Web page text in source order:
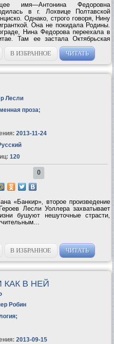
имя—Антонина Федоровна
в г. Лохвице Полтавской
Однако, строго говоря, Нину
Она не покидала Родины.
Нина Федорова переехала в
Там ее застала Октябрьская
живущие в Харбине, были
Многие...
В ИЗБРАННОЕ ЧИТАТЬ
Лесли
проза;
2013-11-24
120
0
«Банкир», второе произведение
Лесли Уоллера захватывает
бушуют нешуточные страсти,
В ИЗБРАННОЕ ЧИТАТЬ
КАК В НЕЙ
Робин
;
2013-09-15